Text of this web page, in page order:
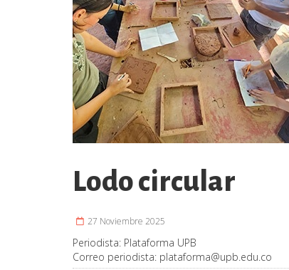
Lodo circular
27 Noviembre 2025
Periodista: Plataforma UPB
Correo periodista: plataforma@upb.edu.co